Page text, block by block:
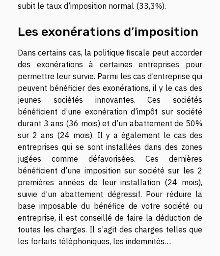
subit le taux d’imposition normal (33,3%).
Les exonérations d’imposition
Dans certains cas, la politique fiscale peut accorder
des exonérations à certaines entreprises pour
permettre leur survie. Parmi les cas d’entreprise qui
peuvent bénéficier des exonérations, il y le cas des
jeunes sociétés innovantes. Ces sociétés
bénéficient d’une exonération d’impôt sur société
durant 3 ans (36 mois) et d’un abattement de 50%
sur 2 ans (24 mois). Il y a également le cas des
entreprises qui se sont installées dans des zones
jugées comme défavorisées. Ces dernières
bénéficient d’une imposition sur société sur les 2
premières années de leur installation (24 mois),
suivie d’un abattement dégressif. Pour réduire la
base imposable du bénéfice de votre société ou
entreprise, il est conseillé de faire la déduction de
toutes les charges. Il s’agit des charges telles que
les forfaits téléphoniques, les indemnités…